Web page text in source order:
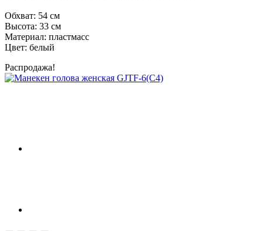
Обхват: 54 см
Высота: 33 см
Материал: пластмасс
Цвет: белый
Распродажа!